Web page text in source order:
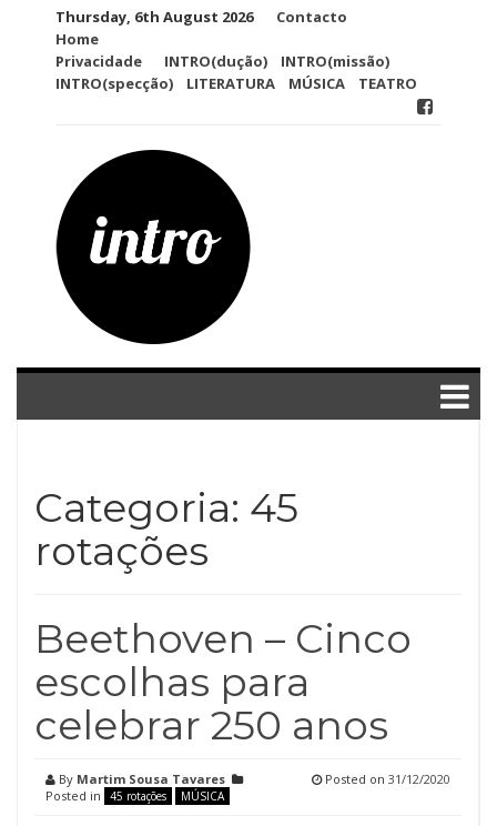
Thursday, 6th August 2026
Contacto
Home
Privacidade
INTRO(dução)
INTRO(missão)
INTRO(specção)
LITERATURA MÚSICA TEATRO
Categoria: 45
rotações
Beethoven – Cinco
escolhas para
celebrar 250 anos
By Martim Sousa Tavares
Posted in
45 rotações MÚSICA
Posted on 31/12/2020